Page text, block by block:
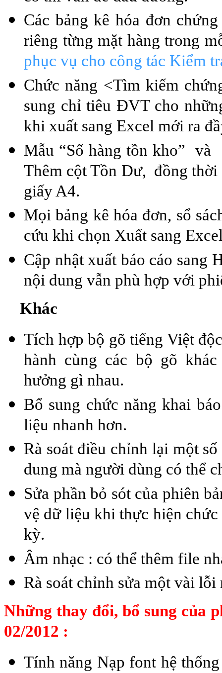
Các bảng kê hóa đơn
riêng từng mặt hàng trong
phục vụ cho công tác Kiểm
Chức năng <Tìm kiếm
sung chỉ tiêu ĐVT cho
khi xuất sang Excel mới ra
Mẫu “Sổ hàng tồn kho” và
Thêm cột Tồn Dư, đồng
giấy A4.
Mọi bảng kê hóa đơn, sổ
cứu khi chọn Xuất sang
Cập nhật xuất báo cáo sang
nội dung vẫn phù hợp với
Khác
Tích hợp bộ gõ tiếng Việt
hành cùng các bộ gõ
hưởng gì nhau.
Bổ sung chức năng khai
liệu nhanh hơn.
Rà soát điều chỉnh lại một
dung mà người dùng có thể
Sửa phần bỏ sót của phiên
vệ dữ liệu khi thực hiện
kỳ.
Âm nhạc : có thể thêm file
Rà soát chỉnh sửa một vài
Những thay đổi, bổ sung của
02/2012 :
Tính năng Nạp font hệ